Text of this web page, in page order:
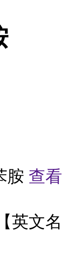
胺 查看
英文名